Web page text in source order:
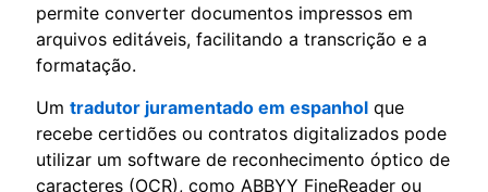
permite converter documentos impressos em
arquivos editáveis, facilitando a transcrição e a
formatação.
Um tradutor juramentado em espanhol que
recebe certidões ou contratos digitalizados pode
utilizar um software de reconhecimento óptico de
caracteres (OCR), como ABBYY FineReader ou